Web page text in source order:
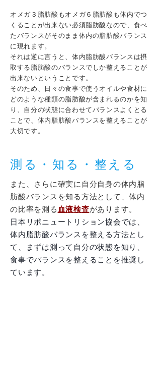
オメガ３脂肪酸もオメガ６脂肪酸も体内でつ
くることが出来ない必須脂肪酸なので、食べ
たバランスがそのまま体内の脂肪酸バランス
に現れます。
それは逆に言うと、体内脂肪酸バランスは摂
取する脂肪酸のバランスでしか整えることが
出来ないということです。
そのため、日々の食事で使うオイルや食材に
どのような種類の脂肪酸が含まれるのかを知
り、自分の状態に合わせてバランスよくとる
ことで、体内脂肪酸バランスを整えることが
大切です。
測る・ 知る・整える
また、さらに確実に自分自身の体内脂
肪酸バランスを知る方法として、体内
の比率を測る血液検査があります。
日本リポニュートリション協会では、
体内脂肪酸バランスを整える方法とし
て、まずは測って自分の状態を知り、
食事でバランスを整えることを推奨し
ています。